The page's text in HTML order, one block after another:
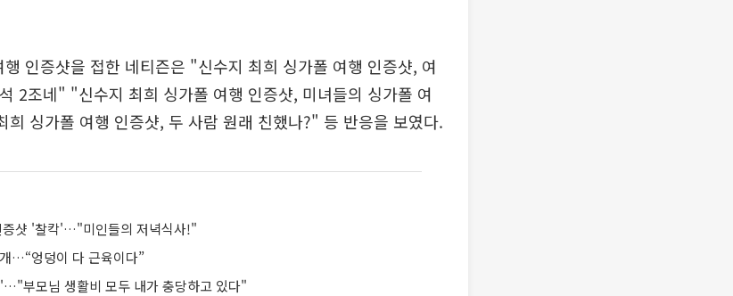
인증샷을 접한 네티즌은 "신수지 최희 싱가폴 여행 인증샷, 여
2조네" "신수지 최희 싱가폴 여행 인증샷, 미녀들의 싱가폴 여
싱가폴 여행 인증샷, 두 사람 원래 친했나?" 등 반응을 보였다.
증샷 '찰칵'…"미인들의 저녁식사!"
…“엉덩이 다 근육이다”
부모님 생활비 모두 내가 충당하고 있다"